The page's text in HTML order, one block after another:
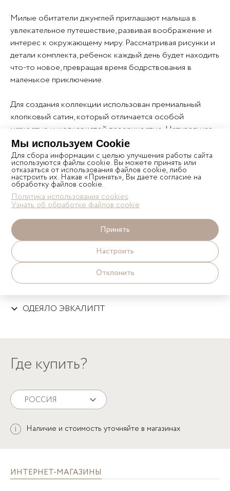
Милые обитатели джунглей приглашают малыша в
увлекательное путешествие, развивая воображение и
интерес к окружающему миру. Рассматривая рисунки и
детали комплекта, ребенок каждый день будет находить
что-то новое, превращая время бодрствования в
маленькое приключение.
Для создания коллекции использован премиальный
хлопковый сатин, который отличается особой
мягкостью и шелковистой поверхностью. Натуральная
ткань прекрасно пропускает воздух, помогает
поддерживать комфортную температуру во время сна и
бережно заботится о чувствительной коже малыша.
Спокойная природная палитра, качественный пошив и
внимание к каждой детали делают комплект не только
красивым украшением детской комнаты, но и
комфортным пространством для здорового отдыха
ребенка.
Ткань комплекта твил-сатин 200 ТС (100% хлопок).
Показать полностью
Характеристики
SATEEN REACTIVE PRINT
ПОДОДЕЯЛЬНИК НА МОЛНИИ
БАМПЕР СО СЪЕМНЫМ ЧЕХЛОМ
ОДЕЯЛО ЭВКАЛИПТ
Где купить?
РОССИЯ
Наличие и стоимость уточняйте в магазинах
ИНТЕРНЕТ-МАГАЗИНЫ
Мы используем Cookie
Для сбора информации с целью улучшения работы сайта
используются файлы cookie. Вы можете принять или
отказаться от использования файлов cookie, либо
настроить их. Нажав «Принять», Вы даете согласие на
обработку файлов cookie.
Политика использования cookies
Узнать об обработке файлов cookie
Принять
Настроить
Отклонить